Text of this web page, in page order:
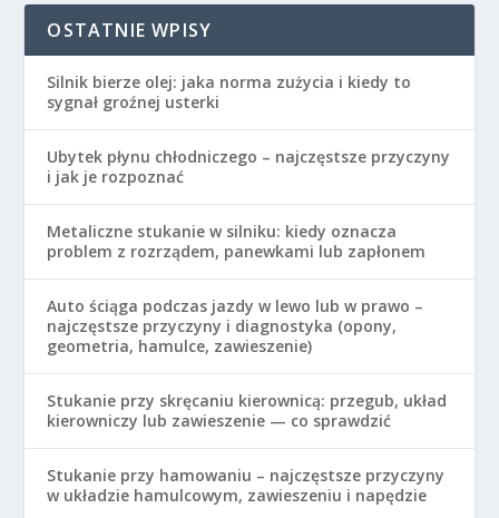
OSTATNIE WPISY
Silnik bierze olej: jaka norma zużycia i kiedy to
sygnał groźnej usterki
Ubytek płynu chłodniczego – najczęstsze przyczyny
i jak je rozpoznać
Metaliczne stukanie w silniku: kiedy oznacza
problem z rozrządem, panewkami lub zapłonem
Auto ściąga podczas jazdy w lewo lub w prawo –
najczęstsze przyczyny i diagnostyka (opony,
geometria, hamulce, zawieszenie)
Stukanie przy skręcaniu kierownicą: przegub, układ
kierowniczy lub zawieszenie — co sprawdzić
Stukanie przy hamowaniu – najczęstsze przyczyny
w układzie hamulcowym, zawieszeniu i napędzie